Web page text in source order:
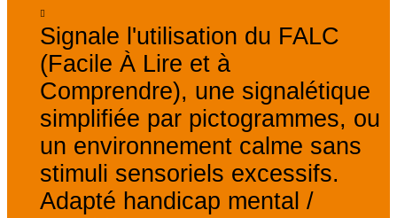
Signale l'utilisation du FALC
(Facile À Lire et à
Comprendre), une signalétique
simplifiée par pictogrammes, ou
un environnement calme sans
stimuli sensoriels excessifs.
Adapté handicap mental /